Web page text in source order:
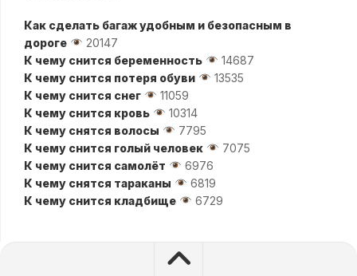
Как сделать багаж удобным и безопасным в
дороге
20147
К чему снится беременность
14687
К чему снится потеря обуви
13535
К чему снится снег
11059
К чему снится кровь
10314
К чему снятся волосы
7795
К чему снится голый человек
7075
К чему снится самолёт
6976
К чему снятся тараканы
6819
К чему снится кладбище
6729